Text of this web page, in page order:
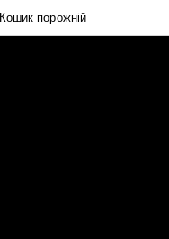
Кошик порожній